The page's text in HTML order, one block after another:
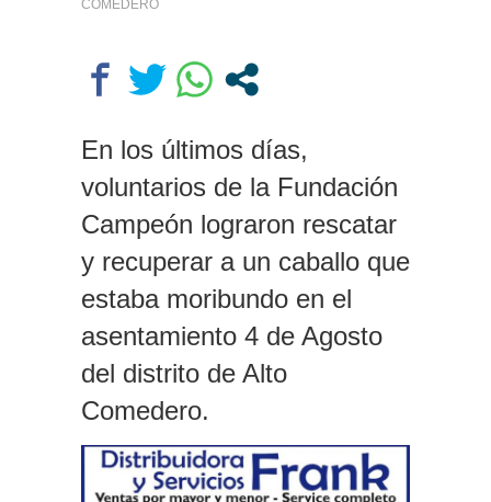
COMEDERO
En los últimos días,
voluntarios de la Fundación
Campeón lograron rescatar
y recuperar a un caballo que
estaba moribundo en el
asentamiento 4 de Agosto
del distrito de Alto
Comedero.